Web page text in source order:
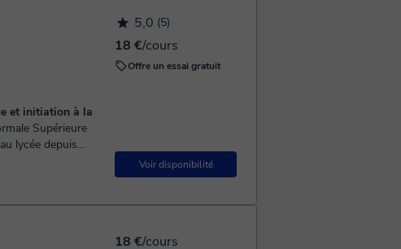
5,0 (5)
18 €/cours
Offre un essai gratuit
Voir disponibilité
et initiation à la
et de progra...
18 €/cours